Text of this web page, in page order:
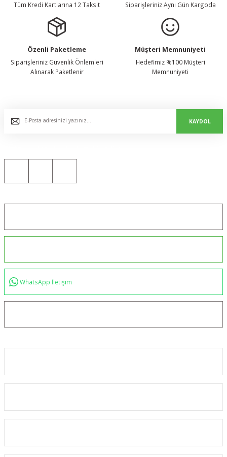
Tüm Kredi Kartlarına 12 Taksit Siparişleriniz Aynı Gün Kargoda
Özenli Paketleme
Siparişleriniz Güvenlik Önlemleri
Alınarak Paketlenir
Müşteri Memnuniyeti
Hedefimiz %100 Müşteri
Memnuniyeti
KAYDOL
WhatsApp İletişim